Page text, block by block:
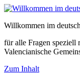
Willkommen im
für alle Fragen speziell
Valencianische
Zum Inhalt